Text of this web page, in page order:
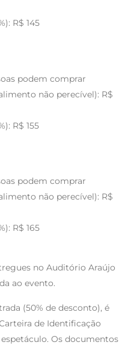
R$ 145
podem comprar
não perecível): R$
R$ 155
podem comprar
não perecível): R$
R$ 165
no Auditório Araújo
ao evento.
(50% de desconto), é
de Identificação
Os documentos